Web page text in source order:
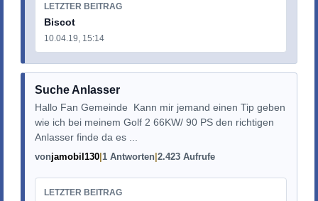
LETZTER BEITRAG
Biscot
10.04.19, 15:14
Suche Anlasser
Hallo Fan Gemeinde Kann mir jemand einen Tip geben
wie ich bei meinem Golf 2 66KW/ 90 PS den richtigen
Anlasser finde da es ...
vonjamobil130 1 Antworten 2.423 Aufrufe
LETZTER BEITRAG